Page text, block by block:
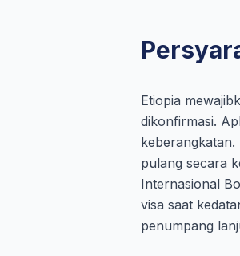
Etiopia
dikonfirmasi.
pulang secara
Internasional
visa saat
penumpang